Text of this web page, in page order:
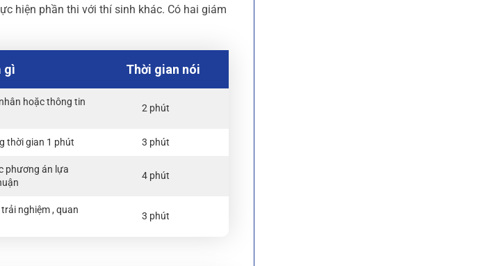
hiện phần thi với thí sinh khác. Có hai giám
gì Thời gian nói
hoặc thông tin
2 phút
thời gian 1 phút 3 phút
phương án lựa
4 phút
nghiệm , quan
3 phút